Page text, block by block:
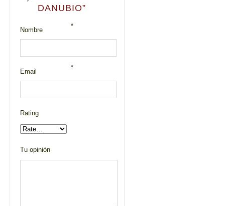
DANUBIO”
Nombre
*
Email
*
Rating
Tu opinión